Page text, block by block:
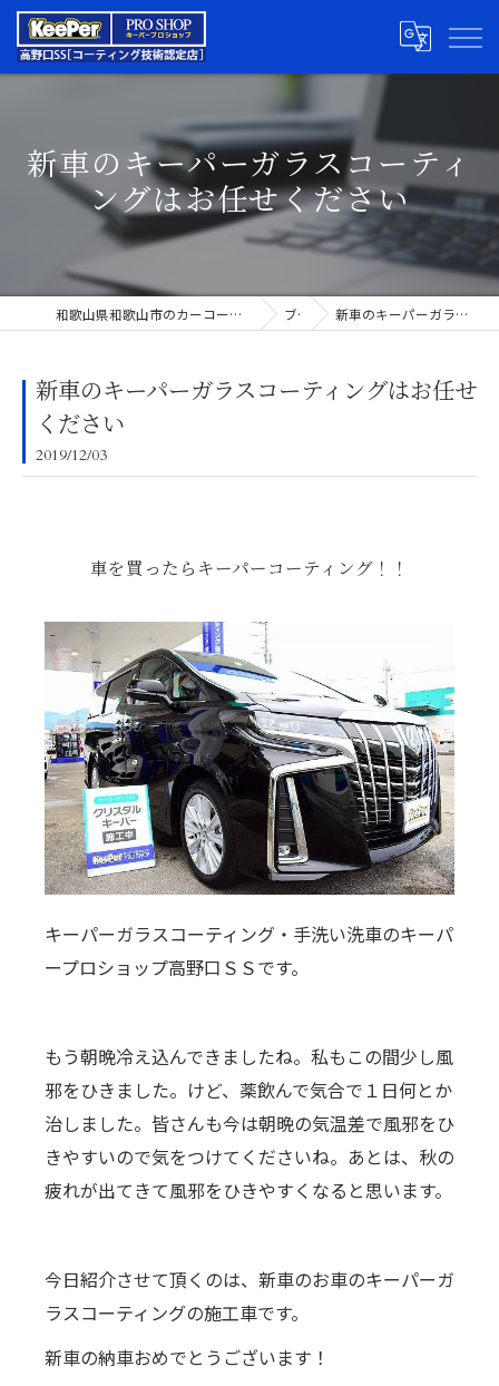
新車のキーパーガラスコーティ
ングはお任せください
和歌山県和歌山市のカーコーティングならキーパープロショップ高野口SS ブログ 新車のキーパーガラスコーティングはお任せください
新車のキーパーガラスコーティングはお任せ
ください
2019/12/03
車を買ったらキーパーコーティング！！
キーパーガラスコーティング・手洗い洗車のキーパ
ープロショップ高野口ＳＳです。
もう朝晩冷え込んできましたね。私もこの間少し風
邪をひきました。けど、薬飲んで気合で１日何とか
治しました。皆さんも今は朝晩の気温差で風邪をひ
きやすいので気をつけてくださいね。あとは、秋の
疲れが出てきて風邪をひきやすくなると思います。
今日紹介させて頂くのは、新車のお車のキーパーガ
ラスコーティングの施工車です。
新車の納車おめでとうございます！